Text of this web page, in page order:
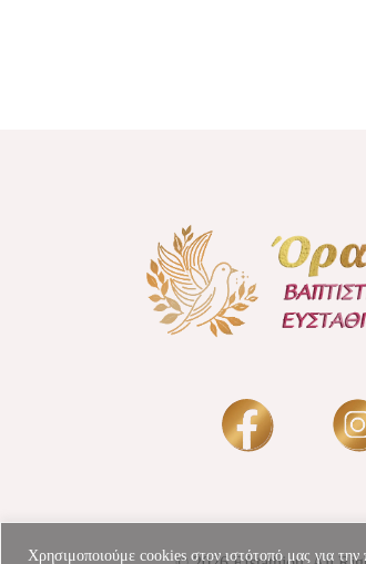
Χρησιμοποιούμε cookies στον ιστότοπό μας για